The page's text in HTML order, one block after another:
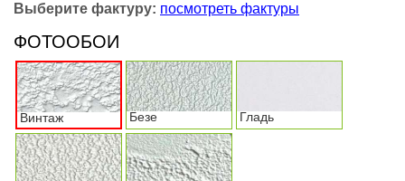
Выберите фактуру: посмотреть фактуры
ФОТООБОИ
Винтаж Безе Гладь